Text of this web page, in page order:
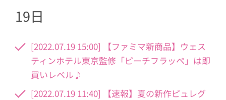
19日
[2022.07.19 15:00] 【ファミマ新商品】ウェス
ティンホテル東京監修「ピーチフラッペ」は即
買いレベル♪
[2022.07.19 11:40] 【速報】夏の新作ピュレグ